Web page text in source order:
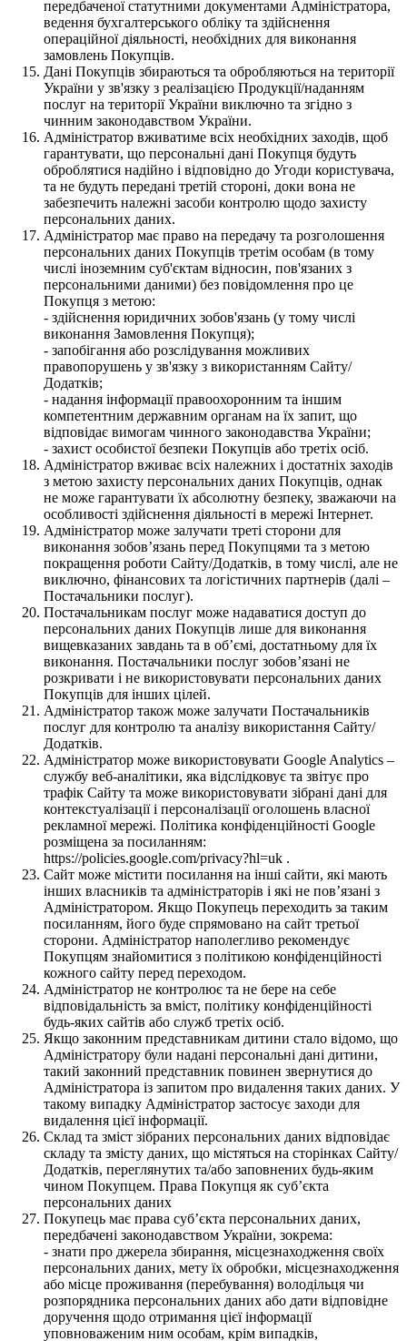
передбаченої статутними документами Адміністратора,
ведення бухгалтерського обліку та здійснення
операційної діяльності, необхідних для виконання
замовлень Покупців.
Дані Покупців збираються та обробляються на території
України у зв'язку з реалізацією Продукції/наданням
послуг на території України виключно та згідно з
чинним законодавством України.
Адміністратор вживатиме всіх необхідних заходів, щоб
гарантувати, що персональні дані Покупця будуть
оброблятися надійно і відповідно до Угоди користувача,
та не будуть передані третій стороні, доки вона не
забезпечить належні засоби контролю щодо захисту
персональних даних.
Адміністратор має право на передачу та розголошення
персональних даних Покупців третім особам (в тому
числі іноземним суб'єктам відносин, пов'язаних з
персональними даними) без повідомлення про це
Покупця з метою:
- здійснення юридичних зобов'язань (у тому числі
виконання Замовлення Покупця);
- запобігання або розслідування можливих
правопорушень у зв'язку з використанням Сайту/
Додатків;
- надання інформації правоохоронним та іншим
компетентним державним органам на їх запит, що
відповідає вимогам чинного законодавства України;
- захист особистої безпеки Покупців або третіх осіб.
Адміністратор вживає всіх належних і достатніх заходів
з метою захисту персональних даних Покупців, однак
не може гарантувати їх абсолютну безпеку, зважаючи на
особливості здійснення діяльності в мережі Інтернет.
Адміністратор може залучати треті сторони для
виконання зобов’язань перед Покупцями та з метою
покращення роботи Сайту/Додатків, в тому числі, але не
виключно, фінансових та логістичних партнерів (далі –
Постачальники послуг).
Постачальникам послуг може надаватися доступ до
персональних даних Покупців лише для виконання
вищевказаних завдань та в об’ємі, достатньому для їх
виконання. Постачальники послуг зобов’язані не
розкривати і не використовувати персональних даних
Покупців для інших цілей.
Адміністратор також може залучати Постачальників
послуг для контролю та аналізу використання Сайту/
Додатків.
Адміністратор може використовувати Google Analytics –
службу веб-аналітики, яка відслідковує та звітує про
трафік Сайту та може використовувати зібрані дані для
контекстуалізації і персоналізації оголошень власної
рекламної мережі. Політика конфіденційності Google
розміщена за посиланням:
https://policies.google.com/privacy?hl=uk .
Сайт може містити посилання на інші сайти, які мають
інших власників та адміністраторів і які не пов’язані з
Адміністратором. Якщо Покупець переходить за таким
посиланням, його буде спрямовано на сайт третьої
сторони. Адміністратор наполегливо рекомендує
Покупцям знайомитися з політикою конфіденційності
кожного сайту перед переходом.
Адміністратор не контролює та не бере на себе
відповідальність за вміст, політику конфіденційності
будь-яких сайтів або служб третіх осіб.
Якщо законним представникам дитини стало відомо, що
Адміністратору були надані персональні дані дитини,
такий законний представник повинен звернутися до
Адміністратора із запитом про видалення таких даних. У
такому випадку Адміністратор застосує заходи для
видалення цієї інформації.
Склад та зміст зібраних персональних даних відповідає
складу та змісту даних, що містяться на сторінках Сайту/
Додатків, переглянутих та/або заповнених будь-яким
чином Покупцем. Права Покупця як суб’єкта
персональних даних
Покупець має права суб’єкта персональних даних,
передбачені законодавством України, зокрема:
- знати про джерела збирання, місцезнаходження своїх
персональних даних, мету їх обробки, місцезнаходження
або місце проживання (перебування) володільця чи
розпорядника персональних даних або дати відповідне
доручення щодо отримання цієї інформації
уповноваженим ним особам, крім випадків,